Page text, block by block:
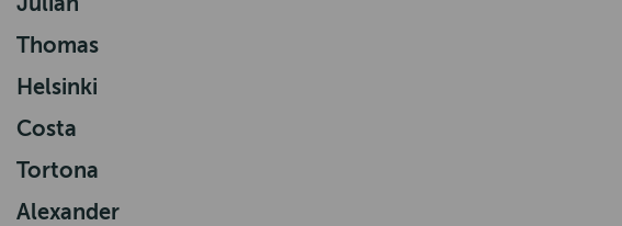
Thomas
Helsinki
Costa
Tortona
Alexander